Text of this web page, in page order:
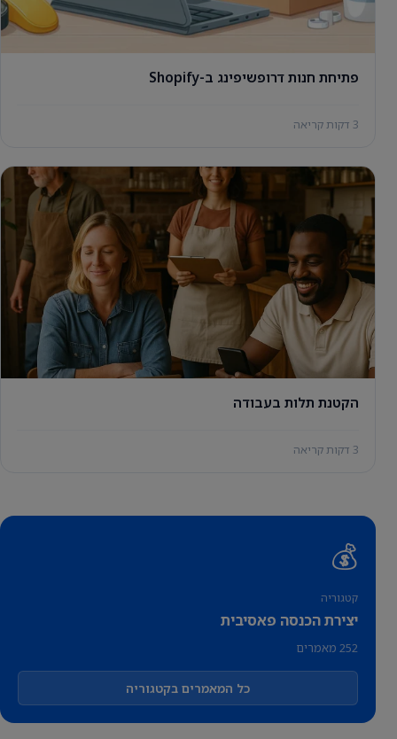
פתיחת חנות דרופשיפינג ב-Shopify
3 דקות קריאה
הקטנת תלות בעבודה
3 דקות קריאה
💰
קטגוריה
יצירת הכנסה פאסיבית
252 מאמרים
כל המאמרים בקטגוריה